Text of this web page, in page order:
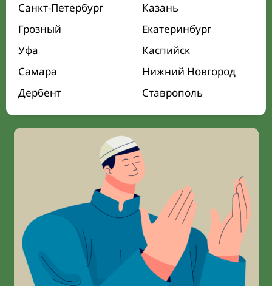
Санкт-Петербург
Казань
Грозный
Екатеринбург
Уфа
Каспийск
Самара
Нижний Новгород
Дербент
Ставрополь